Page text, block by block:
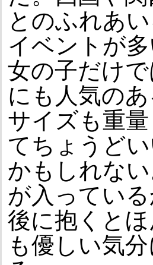
とのふれあ
イベントが
女の子だけ
にも人気の
サイズも重
てちょうど
かもしれな
が入ってい
後に抱くと
も優しい気